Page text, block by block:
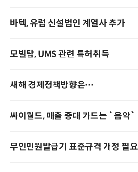
바텍, 유럽 신설법인 계열사 추가
모빌탑, UMS 관련 특허취득
새해 경제정책방향은…
싸이월드, 매출 증대 카드는 `음악`
무인민원발급기 표준규격 개정 필요